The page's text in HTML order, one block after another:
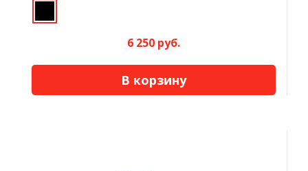
6 250 руб.
В корзину